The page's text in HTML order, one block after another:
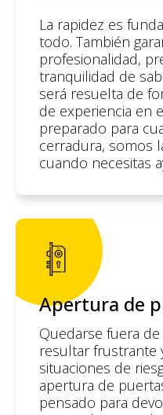
La rapidez es
todo. También
profesionalidad,
tranquilidad de
será resuelta de
de experiencia en
preparado para
cerradura, somos
cuando necesitas
Apertura de
Quedarse fuera
resultar frustrante
situaciones de
apertura de
pensado para